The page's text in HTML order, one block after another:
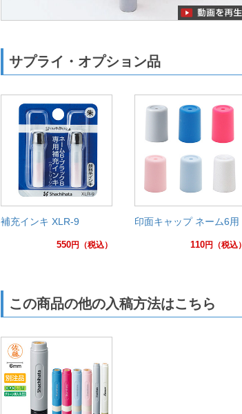
サプライ・オプション品
補充インキ XLR-9
550円 （税込）
印面キャップ ネーム6用
110円 （税込）
この商品の他の入稿方法はこちら